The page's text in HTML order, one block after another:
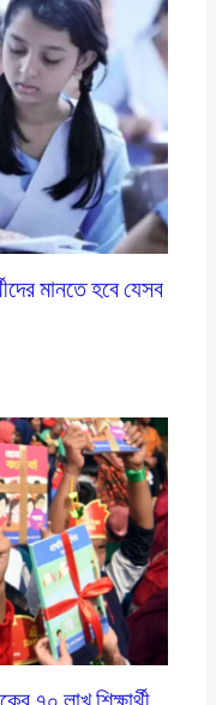
মানতে হবে যেসব